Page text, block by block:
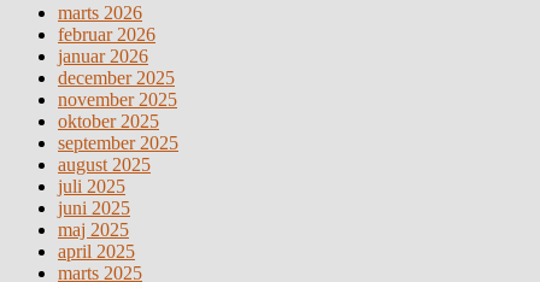
marts 2026
februar 2026
januar 2026
december 2025
november 2025
oktober 2025
september 2025
august 2025
juli 2025
juni 2025
maj 2025
april 2025
marts 2025